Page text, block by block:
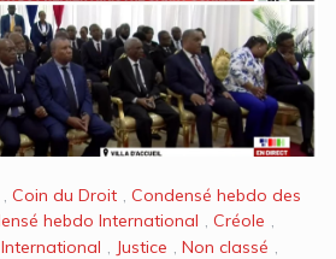
, Coin du Droit , Condensé hebdo des
hebdo International , Créole ,
International , Justice , Non classé ,